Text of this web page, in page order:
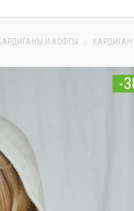
И КОФТЫ
-